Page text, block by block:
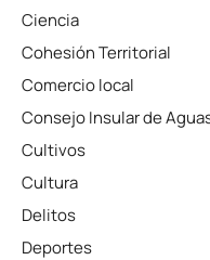
Ciencia
Cohesión Territorial
Comercio local
Consejo Insular de
Cultivos
Cultura
Delitos
Deportes